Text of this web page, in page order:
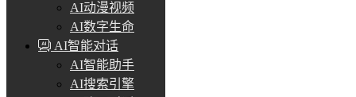
AI动漫视频
AI数字生命
AI智能对话
AI智能助手
AI搜索引擎